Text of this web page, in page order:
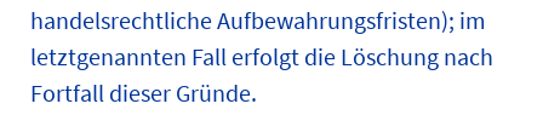
handelsrechtliche Aufbewahrungsfristen); im
letztgenannten Fall erfolgt die Löschung nach
Fortfall dieser Gründe.